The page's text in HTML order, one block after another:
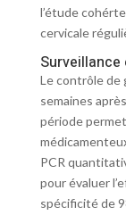
l’étude
cervicale
Le contrôle de
semaines
période
PCR
pour évaluer
spécificité de